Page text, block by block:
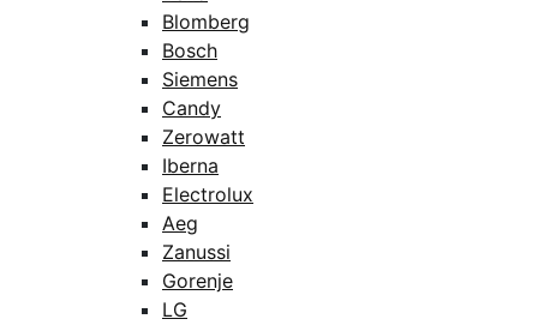
Blomberg
Bosch
Siemens
Candy
Zerowatt
Iberna
Electrolux
Aeg
Zanussi
Gorenje
LG